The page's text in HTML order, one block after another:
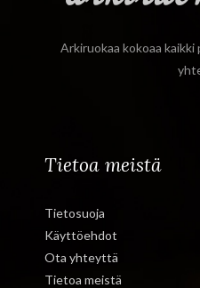
Arkiruokaa kokoaa
Tietoa meistä
Tietosuoja
Käyttöehdot
Ota yhteyttä
Tietoa meistä